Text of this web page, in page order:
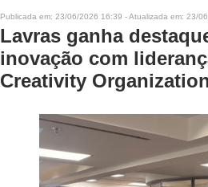
Publicada em: 23/06/2026 16:39 - Atualizada em: 23/
Lavras ganha
inovação com
Creativity